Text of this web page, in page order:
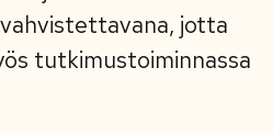
jotta
tutkimustoiminnassa